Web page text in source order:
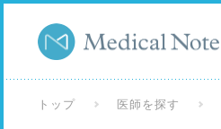
トップ 医師を探す